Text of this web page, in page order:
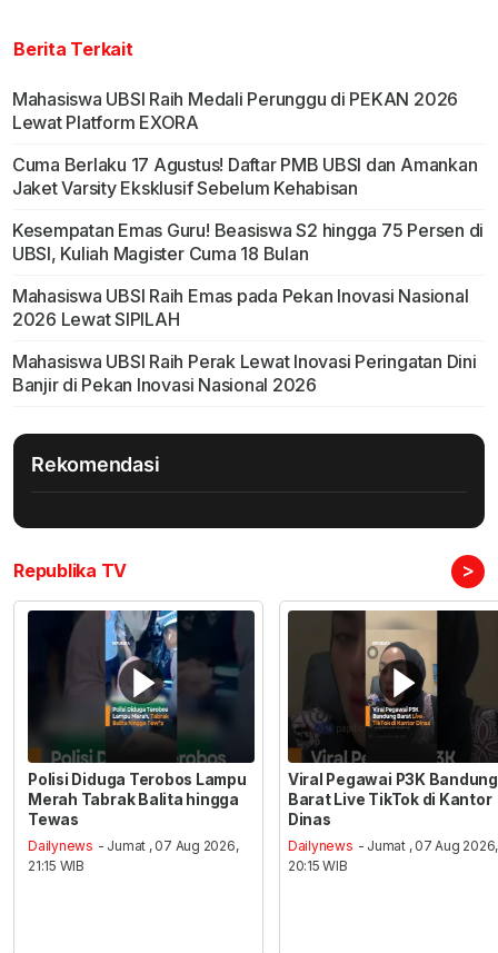
Berita Terkait
Mahasiswa UBSI Raih Medali Perunggu di PEKAN 2026
Lewat Platform EXORA
Cuma Berlaku 17 Agustus! Daftar PMB UBSI dan Amankan
Jaket Varsity Eksklusif Sebelum Kehabisan
Kesempatan Emas Guru! Beasiswa S2 hingga 75 Persen di
UBSI, Kuliah Magister Cuma 18 Bulan
Mahasiswa UBSI Raih Emas pada Pekan Inovasi Nasional
2026 Lewat SIPILAH
Mahasiswa UBSI Raih Perak Lewat Inovasi Peringatan Dini
Banjir di Pekan Inovasi Nasional 2026
Rekomendasi
Republika TV >
Polisi Diduga Terobos Lampu
Merah Tabrak Balita hingga
Tewas
Dailynews - Jumat , 07 Aug 2026,
21:15 WIB
Viral Pegawai P3K Bandung
Barat Live TikTok di Kantor
Dinas
Dailynews - Jumat , 07 Aug 2026,
20:15 WIB